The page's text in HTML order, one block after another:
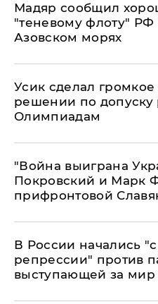
Мадяр сообщил
"теневому флоту"
Азовском морях
Усик сделал громкое
решении по допуску
Олимпиадам
"Война выиграна
Покровский и Марк
прифронтовой
В России начались
репрессии" против
выступающей за мир